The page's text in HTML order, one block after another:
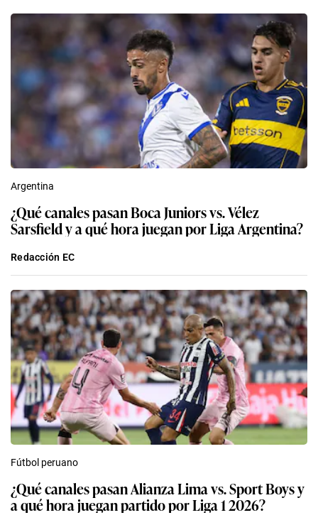
Argentina
¿Qué canales pasan Boca Juniors vs. Vélez
Sarsfield y a qué hora juegan por Liga Argentina?
Redacción EC
Fútbol peruano
¿Qué canales pasan Alianza Lima vs. Sport Boys y
a qué hora juegan partido por Liga 1 2026?